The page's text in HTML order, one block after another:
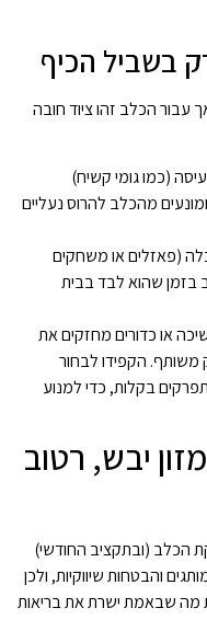
בשביל הכיף
עבור הכלב זהו ציוד חובה
(כמו גומי קשיח)
מהכלב להרוס נעליים
(פאזלים או משחקים
בזמן שהוא לבד בבית
או כדורים מחזקים את
הקפידו לבחור
בקלות, כדי למנוע
יבש, רטוב
הכלב (ובתקציב החודשי)
והבטחות שיווקיות, ולכן
מה שבאמת ישרת את בריאות